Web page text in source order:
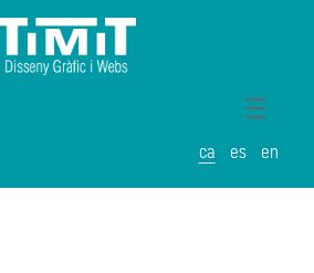
ca es en